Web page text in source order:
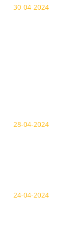
30-04-2024
28-04-2024
24-04-2024